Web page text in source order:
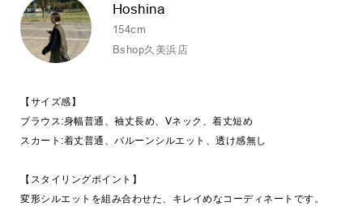
Hoshina
154cm
Bshop久美浜店
【サイズ感】
ブラウス:身幅普通、袖丈長め、Vネック、着丈短め
スカート:着丈普通、バルーンシルエット、透け感無し
【スタイリングポイント】
変形シルエットを組み合わせた、キレイめなコーディネートです。